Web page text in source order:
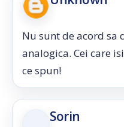
Nu sunt de acord sa
analogica. Cei care
ce spun!
Sorin